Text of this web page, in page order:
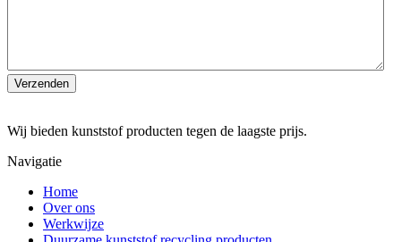
Wij bieden kunststof producten tegen de laagste prijs.
Navigatie
Home
Over ons
Werkwijze